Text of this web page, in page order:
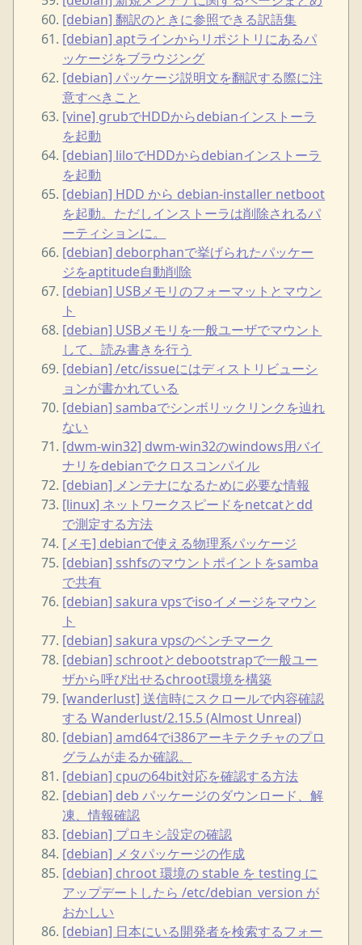
[debian] 翻訳のときに参照できる訳語集
[debian] aptラインからリポジトリにあるパ
ッケージをブラウジング
[debian] パッケージ説明文を翻訳する際に注
意すべきこと
[vine] grubでHDDからdebianインストーラ
を起動
[debian] liloでHDDからdebianインストーラ
を起動
[debian] HDD から debian-installer netboot
を起動。ただしインストーラは削除されるパ
ーティションに。
[debian] deborphanで挙げられたパッケー
ジをaptitude自動削除
[debian] USBメモリのフォーマットとマウン
ト
[debian] USBメモリを一般ユーザでマウント
して、読み書きを行う
[debian] /etc/issueにはディストリビューシ
ョンが書かれている
[debian] sambaでシンボリックリンクを辿れ
ない
[dwm-win32] dwm-win32のwindows用バイ
ナリをdebianでクロスコンパイル
[debian] メンテナになるために必要な情報
[linux] ネットワークスピードをnetcatとdd
で測定する方法
[メモ] debianで使える物理系パッケージ
[debian] sshfsのマウントポイントをsamba
で共有
[debian] sakura vpsでisoイメージをマウン
ト
[debian] sakura vpsのベンチマーク
[debian] schrootとdebootstrapで一般ユー
ザから呼び出せるchroot環境を構築
[wanderlust] 送信時にスクロールで内容確認
する Wanderlust/2.15.5 (Almost Unreal)
[debian] amd64でi386アーキテクチャのプロ
グラムが走るか確認。
[debian] cpuの64bit対応を確認する方法
[debian] deb パッケージのダウンロード、解
凍、情報確認
[debian] プロキシ設定の確認
[debian] メタパッケージの作成
[debian] chroot 環境の stable を testing に
アップデートしたら /etc/debian_version が
おかしい
[debian] 日本にいる開発者を検索するフォー